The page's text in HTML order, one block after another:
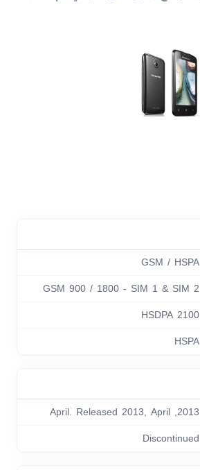
GSM / HSPA
GSM 900 / 1800 - SIM 1 & SIM 2
HSDPA 2100
HSPA
2013, April. Released 2013, April
Discontinued